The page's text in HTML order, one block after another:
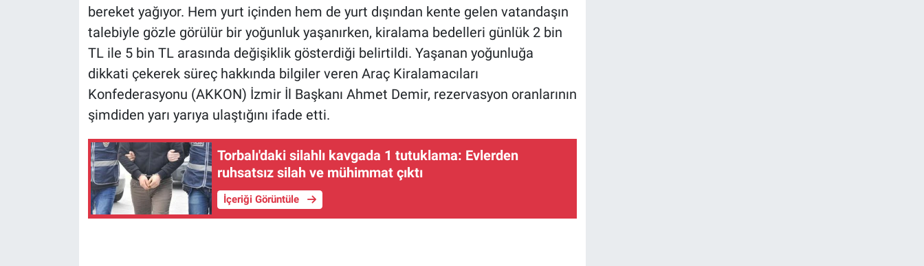
bereket yağıyor. Hem yurt içinden hem de yurt dışından kente gelen vatandaşın
talebiyle gözle görülür bir yoğunluk yaşanırken, kiralama bedelleri günlük 2 bin
TL ile 5 bin TL arasında değişiklik gösterdiği belirtildi. Yaşanan yoğunluğa
dikkati çekerek süreç hakkında bilgiler veren Araç Kiralamacıları
Konfederasyonu (AKKON) İzmir İl Başkanı Ahmet Demir, rezervasyon oranlarının
şimdiden yarı yarıya ulaştığını ifade etti.
Torbalı'daki silahlı kavgada 1 tutuklama: Evlerden
ruhsatsız silah ve mühimmat çıktı
İçeriği Görüntüle